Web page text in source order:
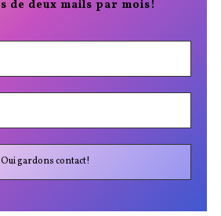
de deux mails par mois!